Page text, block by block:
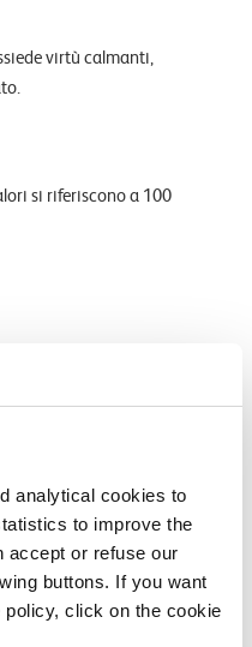
analytical cookies to
to improve the
accept or refuse our
buttons. If you want
click on the cookie
virtù calmanti,
si riferiscono a 100